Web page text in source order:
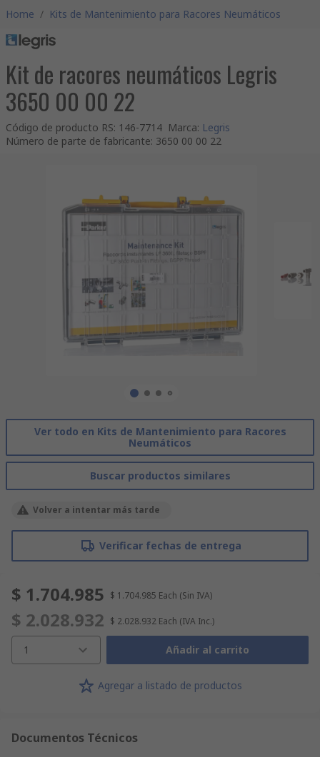
Home / Kits de Mantenimiento para Racores Neumáticos
Kit de racores neumáticos Legris
3650 00 00 22
Código de producto RS: 146-7714 Marca: Legris
Número de parte de fabricante: 3650 00 00 22
Ver todo en Kits de Mantenimiento para Racores
Neumáticos
Buscar productos similares
Volver a intentar más tarde
Verificar fechas de entrega
$ 1.704.985 $ 1.704.985 Each (Sin IVA)
$ 2.028.932 $ 2.028.932 Each (IVA Inc.)
1 Añadir al carrito
Agregar a listado de productos
Documentos Técnicos